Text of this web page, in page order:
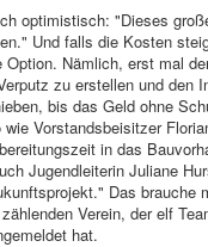
optimistisch: "Dieses
Und falls die Kosten
Option. Nämlich, erst mal
zu erstellen und den
bis das Geld ohne
Vorstandsbeisitzer
in das
Jugendleiterin Juliane
Das brauche
Verein, der elf
hat.